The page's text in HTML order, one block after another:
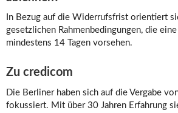
In Bezug auf die Widerrufsfrist orientiert
gesetzlichen Rahmenbedingungen, die
mindestens 14 Tagen vorsehen.
Zu credicom
Die Berliner haben sich auf die Vergabe
fokussiert. Mit über 30 Jahren Erfahrung